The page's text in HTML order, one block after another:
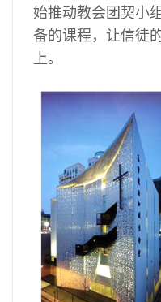
始推动教会团契小
备的课程，让信徒
上。